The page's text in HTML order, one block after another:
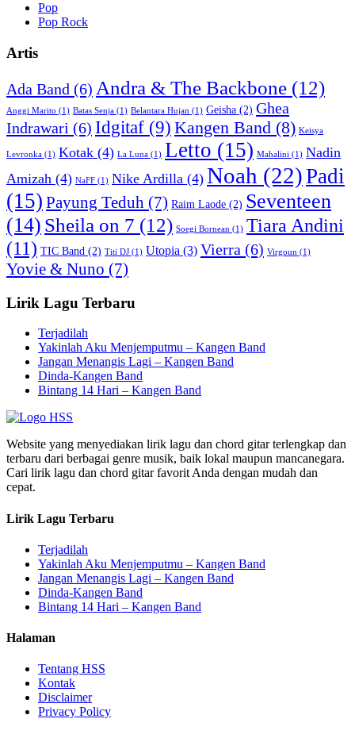
Pop
Pop Rock
Artis
Ada Band (6) Andra & The Backbone (12)
Anggi Marito (1) Batas Senja (1) Belantara Hujan (1) Geisha (2) Ghea
Indrawari (6) Idgitaf (9) Kangen Band (8) Keisya
Levronka (1) Kotak (4) La Luna (1) Letto (15) Mahalini (1) Nadin
Amizah (4) NaFF (1) Nike Ardilla (4) Noah (22)Padi
(15) Payung Teduh (7) Raim Laode (2) Seventeen
(14) Sheila on 7 (12) Soegi Bornean (1) Tiara Andini
(11) TIC Band (2) Titi DJ (1) Utopia (3) Vierra (6) Virgoun (1)
Yovie & Nuno (7)
Lirik Lagu Terbaru
Terjadilah
Yakinlah Aku Menjemputmu – Kangen Band
Jangan Menangis Lagi – Kangen Band
Dinda-Kangen Band
Bintang 14 Hari – Kangen Band
Website yang menyediakan lirik lagu dan chord gitar terlengkap dan
terbaru dari berbagai genre musik, baik lokal maupun mancanegara.
Cari lirik lagu dan chord gitar favorit Anda dengan mudah dan
cepat.
Lirik Lagu Terbaru
Terjadilah
Yakinlah Aku Menjemputmu – Kangen Band
Jangan Menangis Lagi – Kangen Band
Dinda-Kangen Band
Bintang 14 Hari – Kangen Band
Halaman
Tentang HSS
Kontak
Disclaimer
Privacy Policy